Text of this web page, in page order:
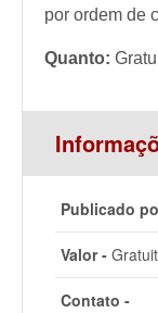
por ordem de
Quanto:
Publicado
Valor -
Contato -